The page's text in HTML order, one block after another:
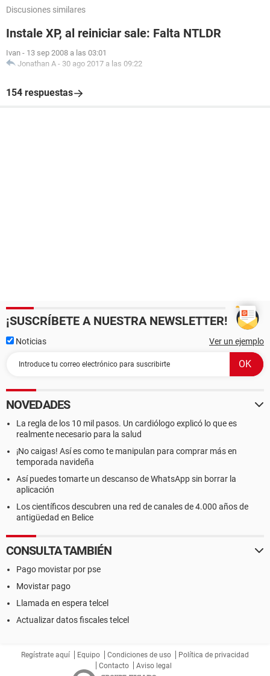
Discusiones similares
Instale XP, al reiniciar sale: Falta NTLDR
Ivan - 13 sep 2008 a las 03:01
Jonathan A - 30 ago 2017 a las 09:22
154 respuestas
¡SUSCRÍBETE A NUESTRA NEWSLETTER!
Noticias Ver un ejemplo
NOVEDADES
La regla de los 10 mil pasos. Un cardiólogo explicó lo que es
realmente necesario para la salud
¡No caigas! Así es como te manipulan para comprar más en
temporada navideña
Así puedes tomarte un descanso de WhatsApp sin borrar la
aplicación
Los científicos descubren una red de canales de 4.000 años de
antigüedad en Belice
CONSULTA TAMBIÉN
Pago movistar por pse
Movistar pago
Llamada en espera telcel
Actualizar datos fiscales telcel
Regístrate aquí Equipo Condiciones de uso
Política de privacidad
Contacto
Aviso legal